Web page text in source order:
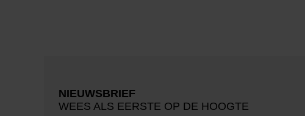
NIEUWSBRIEF
WEES ALS EERSTE OP DE HOOGTE